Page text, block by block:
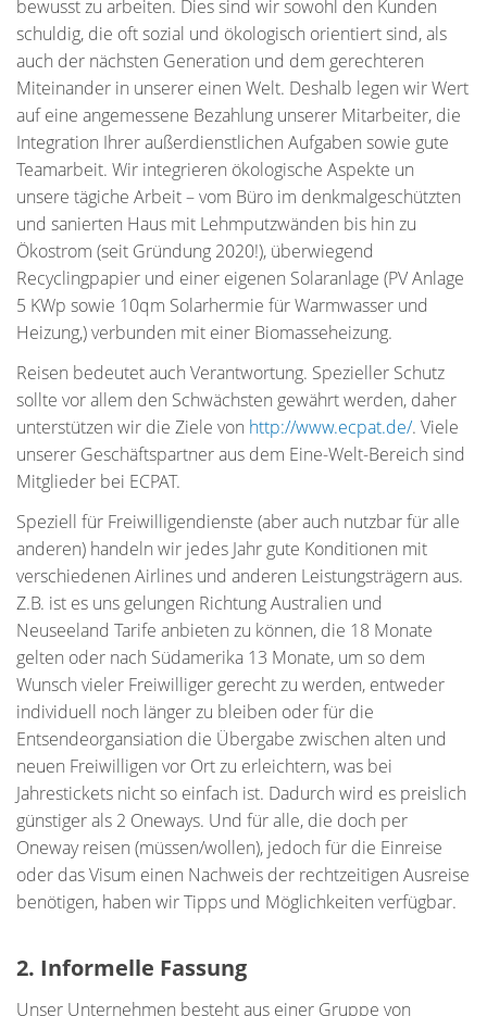
bewusst zu arbeiten. Dies sind wir sowohl den Kunden
schuldig, die oft sozial und ökologisch orientiert sind, als
auch der nächsten Generation und dem gerechteren
Miteinander in unserer einen Welt. Deshalb legen wir Wert
auf eine angemessene Bezahlung unserer Mitarbeiter, die
Integration Ihrer außerdienstlichen Aufgaben sowie gute
Teamarbeit. Wir integrieren ökologische Aspekte un
unsere tägiche Arbeit – vom Büro im denkmalgeschützten
und sanierten Haus mit Lehmputzwänden bis hin zu
Ökostrom (seit Gründung 2020!), überwiegend
Recyclingpapier und einer eigenen Solaranlage (PV Anlage
5 KWp sowie 10qm Solarhermie für Warmwasser und
Heizung,) verbunden mit einer Biomasseheizung.
Reisen bedeutet auch Verantwortung. Spezieller Schutz
sollte vor allem den Schwächsten gewährt werden, daher
unterstützen wir die Ziele von http://www.ecpat.de/. Viele
unserer Geschäftspartner aus dem Eine-Welt-Bereich sind
Mitglieder bei ECPAT.
Speziell für Freiwilligendienste (aber auch nutzbar für alle
anderen) handeln wir jedes Jahr gute Konditionen mit
verschiedenen Airlines und anderen Leistungsträgern aus.
Z.B. ist es uns gelungen Richtung Australien und
Neuseeland Tarife anbieten zu können, die 18 Monate
gelten oder nach Südamerika 13 Monate, um so dem
Wunsch vieler Freiwilliger gerecht zu werden, entweder
individuell noch länger zu bleiben oder für die
Entsendeorgansiation die Übergabe zwischen alten und
neuen Freiwilligen vor Ort zu erleichtern, was bei
Jahrestickets nicht so einfach ist. Dadurch wird es preislich
günstiger als 2 Oneways. Und für alle, die doch per
Oneway reisen (müssen/wollen), jedoch für die Einreise
oder das Visum einen Nachweis der rechtzeitigen Ausreise
benötigen, haben wir Tipps und Möglichkeiten verfügbar.
2. Informelle Fassung
Unser Unternehmen besteht aus einer Gruppe von